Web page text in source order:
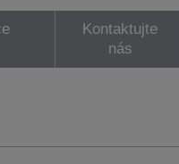
Kontaktujte
nás